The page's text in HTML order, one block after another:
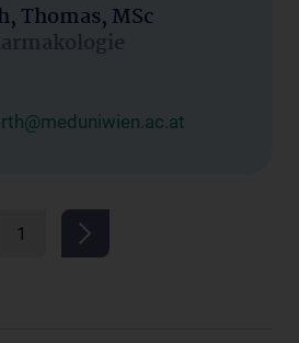
Thomas, MSc
1